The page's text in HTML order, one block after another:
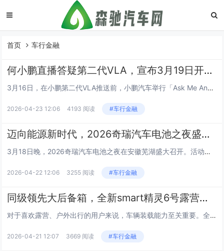
首页 车行金融
何小鹏直播答疑第二代VLA，宣布3月19日开启推送
3月16日，在小鹏第二代VLA推送前，小鹏汽车举行「Ask Me Anything」直播，小鹏汽车董事长 CEO何小鹏、通用智能中心负责人刘先明共同出席，通过线上直播解答用户核心疑问、明确推送与升级规划、连线验证第二代VLA真实能力，构建起...
2026-04-23 12:06 4193 阅读 #车行金融
迈向能源新时代，2026奇瑞汽车电池之夜盛大启幕
3月18日晚，2026奇瑞汽车电池之夜在安徽芜湖盛大召开。活动以“守护”为主题，正式发布包括犀牛电池技术、绿色智慧能源新生态、以及《全球动力电池安全白皮书》在内的奇瑞能源战略，为奇瑞掌握未来能源核心密码、实现全生命周期低碳，打下了新的战略之...
2026-04-22 12:06 3255 阅读 #车行金融
同级领先大后备箱，全新smart精灵6号露营爱好者看过来
对于喜欢露营、户外出行的用户来说，车辆装载能力至关重要。全新smart精灵6号可轻松实现城市通勤到户外露营的场景切换，后排座椅放倒后即可形成星空大床房模式，配合大尺寸天幕，夜晚观星氛围感拉满。同时配备同级领先SUV式后备箱，开口大、纵深足，...
2026-04-21 12:07 3669 阅读 #车行金融